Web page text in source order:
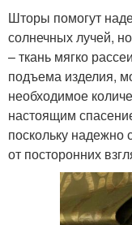
Шторы помогут
солнечных лучей,
– ткань мягко
подъема изделия,
необходимое
настоящим
поскольку
от посторонних